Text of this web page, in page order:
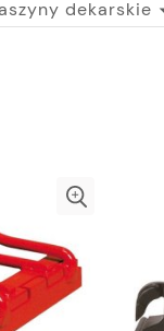
dekarskie